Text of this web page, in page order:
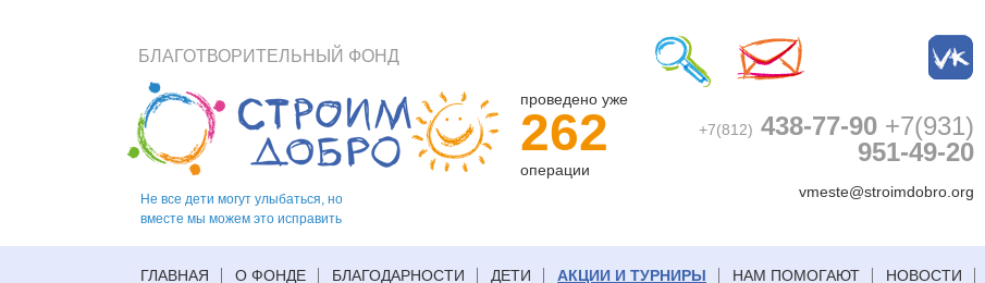
БЛАГОТВОРИТЕЛЬНЫЙ ФОНД
Не все дети могут улыбаться, но
вместе мы можем это исправить
проведено уже
262
операции
+7(812) 438-77-90 +7(931)
951-49-20
vmeste@stroimdobro.org
ГЛАВНАЯ О ФОНДЕ БЛАГОДАРНОСТИ ДЕТИ АКЦИИ И ТУРНИРЫ НАМ ПОМОГАЮТ НОВОСТИ